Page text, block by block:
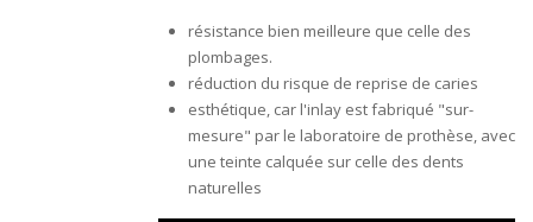
résistance bien meilleure que celle des
plombages.
réduction du risque de reprise de caries
esthétique, car l'inlay est fabriqué "sur-
mesure" par le laboratoire de prothèse, avec
une teinte calquée sur celle des dents
naturelles